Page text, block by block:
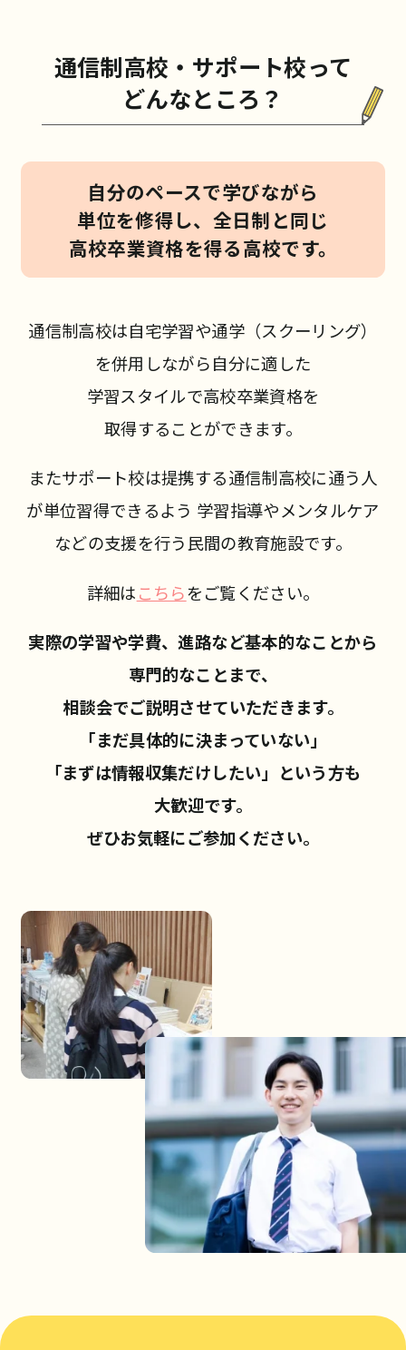
通信制高校・サポート校って
どんなところ？
自分のペースで学びながら
単位を修得し、 全日制と同じ
高校卒業資格を得る高校です。
通信制高校は自宅学習や通学（スクーリング）
を併用しながら自分に適した
学習スタイルで高校卒業資格を
取得することができます。
またサポート校は提携する通信制高校に通う人
が単位習得できるよう 学習指導やメンタルケア
などの支援を行う民間の教育施設です。
詳細はこちらをご覧ください。
実際の学習や学費、進路など基本的なことから
専門的なことまで、
相談会でご説明させていただきます。
「まだ具体的に決まっていない」
「まずは情報収集だけしたい」という方も
大歓迎です。
ぜひお気軽にご参加ください。